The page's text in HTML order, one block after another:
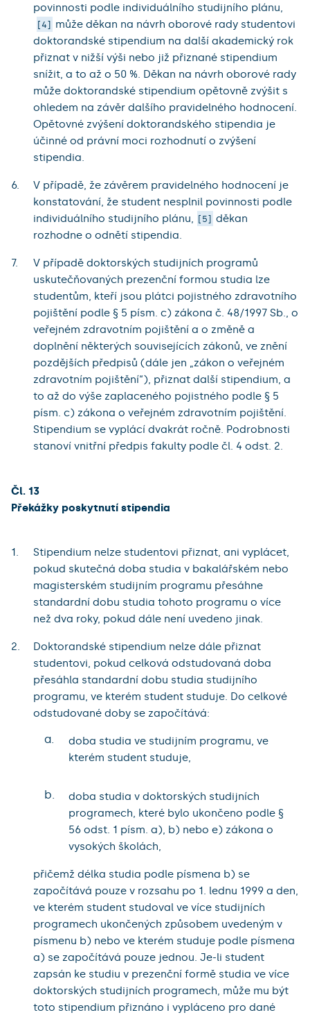
povinnosti podle individuálního studijního plánu,
4
může děkan na návrh oborové rady studentovi
doktorandské stipendium na další akademický rok
přiznat v nižší výši nebo již přiznané stipendium
snížit, a to až o 50 %. Děkan na návrh oborové rady
může doktorandské stipendium opětovně zvýšit s
ohledem na závěr dalšího pravidelného hodnocení.
Opětovné zvýšení doktorandského stipendia je
účinné od právní moci rozhodnutí o zvýšení
stipendia.
V případě, že závěrem pravidelného hodnocení je
konstatování, že student nesplnil povinnosti podle
individuálního studijního plánu,
5
děkan
rozhodne o odnětí stipendia.
V případě doktorských studijních programů
uskutečňovaných prezenční formou studia lze
studentům, kteří jsou plátci pojistného zdravotního
pojištění podle § 5 písm. c) zákona č. 48/1997 Sb., o
veřejném zdravotním pojištění a o změně a
doplnění některých souvisejících zákonů, ve znění
pozdějších předpisů (dále jen „zákon o veřejném
zdravotním pojištění“), přiznat další stipendium, a
to až do výše zaplaceného pojistného podle § 5
písm. c) zákona o veřejném zdravotním pojištění.
Stipendium se vyplácí dvakrát ročně. Podrobnosti
stanoví vnitřní předpis fakulty podle čl. 4 odst. 2.
Čl. 13
Překážky poskytnutí stipendia
Stipendium nelze studentovi přiznat, ani vyplácet,
pokud skutečná doba studia v bakalářském nebo
magisterském studijním programu přesáhne
standardní dobu studia tohoto programu o více
než dva roky, pokud dále není uvedeno jinak.
Doktorandské stipendium nelze dále přiznat
studentovi, pokud celková odstudovaná doba
přesáhla standardní dobu studia studijního
programu, ve kterém student studuje. Do celkové
odstudované doby se započítává:
a.
doba studia ve studijním programu, ve
kterém student studuje,
b.
doba studia v doktorských studijních
programech, které bylo ukončeno podle §
56 odst. 1 písm. a), b) nebo e) zákona o
vysokých školách,
přičemž délka studia podle písmena b) se
započítává pouze v rozsahu po 1. lednu 1999 a den,
ve kterém student studoval ve více studijních
programech ukončených způsobem uvedeným v
písmenu b) nebo ve kterém studuje podle písmena
a) se započítává pouze jednou. Je-li student
zapsán ke studiu v prezenční formě studia ve více
doktorských studijních programech, může mu být
toto stipendium přiznáno i vypláceno pro dané